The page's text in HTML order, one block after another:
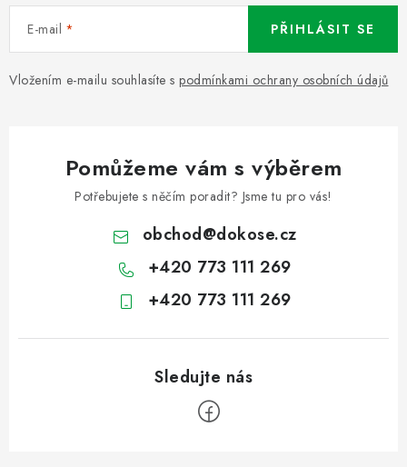
E-mail
Vložením e-mailu souhlasíte s podmínkami ochrany osobních údajů
PŘIHLÁSIT SE
Pomůžeme vám s výběrem
Potřebujete s něčím poradit? Jsme tu pro vás!
obchod@dokose.cz
+420 773 111 269
+420 773 111 269